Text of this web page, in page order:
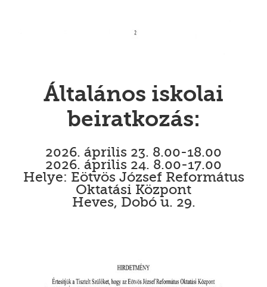
Általános iskolai
beiratkozás:
2026. április 23. 8.00-18.00
2026. április 24. 8.00-17.00
Helye: Eötvös József Református
Oktatási Központ
Heves, Dobó u. 29.